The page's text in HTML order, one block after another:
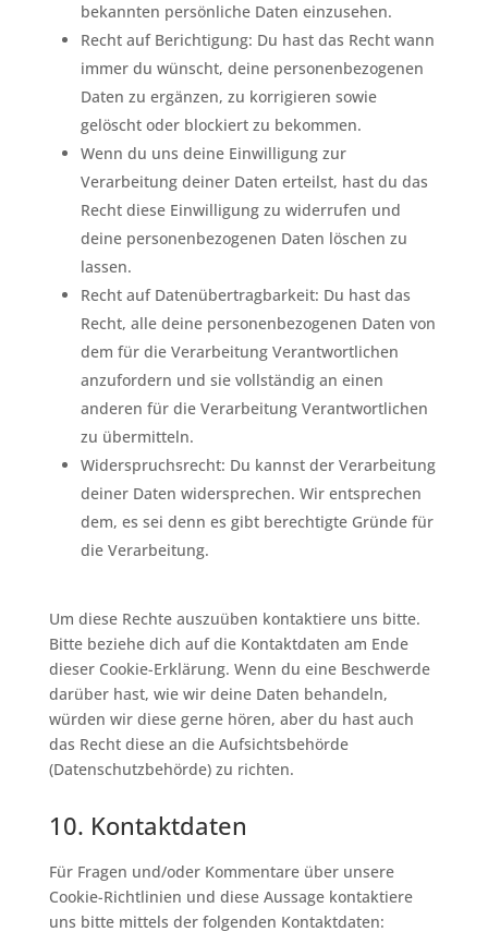
bekannten persönliche Daten einzusehen.
Recht auf Berichtigung: Du hast das Recht wann
immer du wünscht, deine personenbezogenen
Daten zu ergänzen, zu korrigieren sowie
gelöscht oder blockiert zu bekommen.
Wenn du uns deine Einwilligung zur
Verarbeitung deiner Daten erteilst, hast du das
Recht diese Einwilligung zu widerrufen und
deine personenbezogenen Daten löschen zu
lassen.
Recht auf Datenübertragbarkeit: Du hast das
Recht, alle deine personenbezogenen Daten von
dem für die Verarbeitung Verantwortlichen
anzufordern und sie vollständig an einen
anderen für die Verarbeitung Verantwortlichen
zu übermitteln.
Widerspruchsrecht: Du kannst der Verarbeitung
deiner Daten widersprechen. Wir entsprechen
dem, es sei denn es gibt berechtigte Gründe für
die Verarbeitung.
Um diese Rechte auszuüben kontaktiere uns bitte.
Bitte beziehe dich auf die Kontaktdaten am Ende
dieser Cookie-Erklärung. Wenn du eine Beschwerde
darüber hast, wie wir deine Daten behandeln,
würden wir diese gerne hören, aber du hast auch
das Recht diese an die Aufsichtsbehörde
(Datenschutzbehörde) zu richten.
10. Kontaktdaten
Für Fragen und/oder Kommentare über unsere
Cookie-Richtlinien und diese Aussage kontaktiere
uns bitte mittels der folgenden Kontaktdaten: